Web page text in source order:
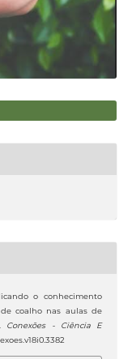
o conhecimento
coalho nas aulas de
Conexões - Ciência E